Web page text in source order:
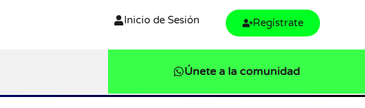
Inicio de Sesión Regístrate
Únete a la comunidad
$92